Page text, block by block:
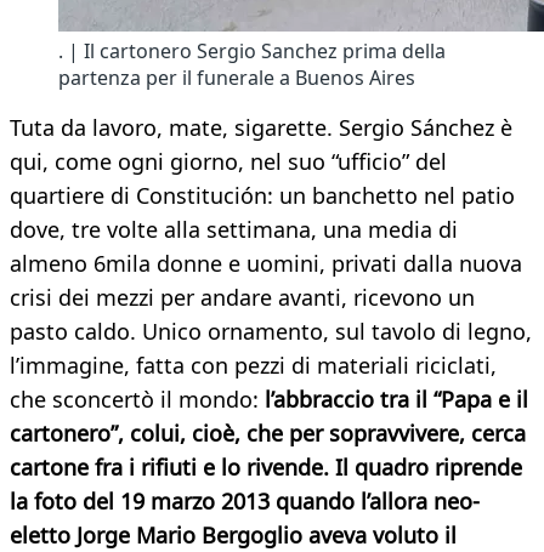
. | Il cartonero Sergio Sanchez prima della
partenza per il funerale a Buenos Aires
Tuta da lavoro, mate, sigarette. Sergio Sánchez è
qui, come ogni giorno, nel suo “ufficio” del
quartiere di Constitución: un banchetto nel patio
dove, tre volte alla settimana, una media di
almeno 6mila donne e uomini, privati dalla nuova
crisi dei mezzi per andare avanti, ricevono un
pasto caldo. Unico ornamento, sul tavolo di legno,
l’immagine, fatta con pezzi di materiali riciclati,
che sconcertò il mondo: l’abbraccio tra il “Papa e il
cartonero”, colui, cioè, che per sopravvivere, cerca
cartone fra i rifiuti e lo rivende. Il quadro riprende
la foto del 19 marzo 2013 quando l’allora neo-
eletto Jorge Mario Bergoglio aveva voluto il